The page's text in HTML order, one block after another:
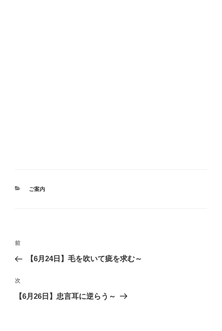
カ
ご案内
投
ナ
ビ
ゲ
前
の
稿
前
【6月24日】毛を吹いて疵を求む～
次
の
次
【6月26日】忠言耳に逆らう～